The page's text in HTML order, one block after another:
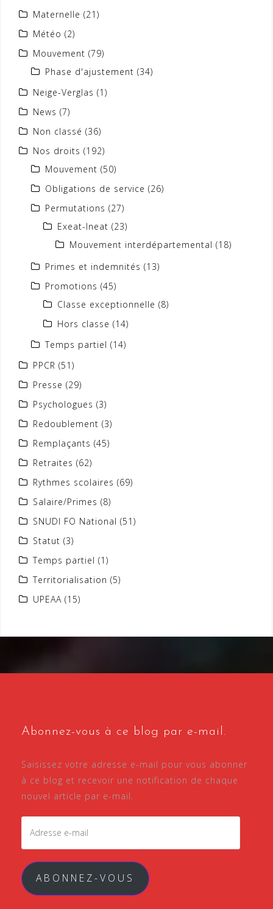
Maternelle (21)
Météo (2)
Mouvement (79)
Phase d'ajustement (34)
Neige-Verglas (1)
News (7)
Non classé (36)
Nos droits (192)
Mouvement (50)
Obligations de service (26)
Permutations (27)
Exeat-Ineat (23)
Mouvement interdépartemental (18)
Primes et indemnités (13)
Promotions (45)
Classe exceptionnelle (8)
Hors classe (14)
Temps partiel (14)
PPCR (51)
Presse (29)
Psychologues (3)
Redoublement (3)
Remplaçants (45)
Retraites (62)
Rythmes scolaires (69)
Salaire/Primes (8)
SNUDI FO National (51)
Statut (3)
Temps partiel (1)
Territorialisation (5)
UPEAA (15)
Abonnez-vous à ce blog par e-mail.
Saisissez votre adresse e-mail pour vous abonner
à ce blog et recevoir une notification de chaque
nouvel article par e-mail.
ABONNEZ-VOUS